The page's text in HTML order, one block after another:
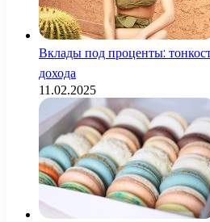
Вклады под проценты:
дохода
11.02.2025